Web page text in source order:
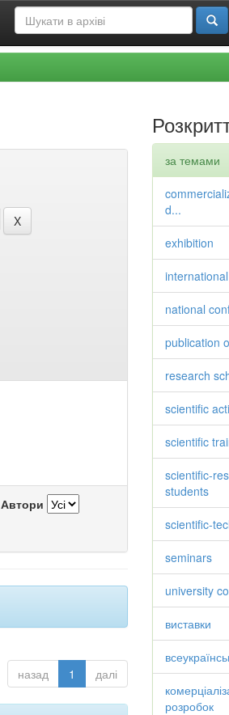
Автори
назад 1 далі
за темами
d...
exhibition
national
publication
research
scientific
scientific
scientific-
students
scientific-
seminars
university
виставки
розробок